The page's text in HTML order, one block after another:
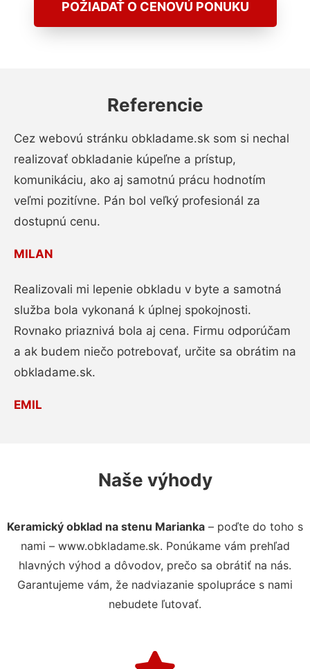
POŽIADAŤ O CENOVÚ PONUKU
Referencie
Cez webovú stránku obkladame.sk som si nechal
realizovať obkladanie kúpeľne a prístup,
komunikáciu, ako aj samotnú prácu hodnotím
veľmi pozitívne. Pán bol veľký profesionál za
dostupnú cenu.
MILAN
Realizovali mi lepenie obkladu v byte a samotná
služba bola vykonaná k úplnej spokojnosti.
Rovnako priaznivá bola aj cena. Firmu odporúčam
a ak budem niečo potrebovať, určite sa obrátim na
obkladame.sk.
EMIL
Naše výhody
Keramický obklad na stenu Marianka – poďte do toho s
nami – www.obkladame.sk. Ponúkame vám prehľad
hlavných výhod a dôvodov, prečo sa obrátiť na nás.
Garantujeme vám, že nadviazanie spolupráce s nami
nebudete ľutovať.